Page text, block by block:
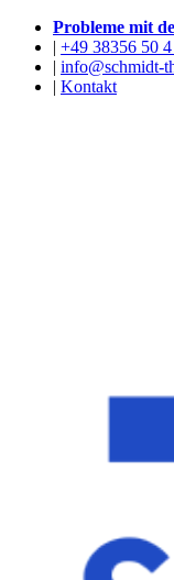
Probleme mit
| +49 38356 50
| info@schmidt-
| Kontakt